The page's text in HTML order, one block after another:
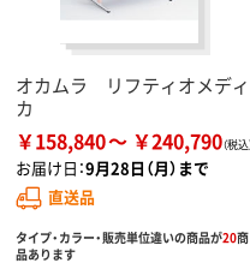
オカムラ リフティオメディ
カ
￥158,840 ￥240,790
お届け日：9月28日（月）まで
直送品
タイプ・カラー・販売単位違いの商品が20商
品あります